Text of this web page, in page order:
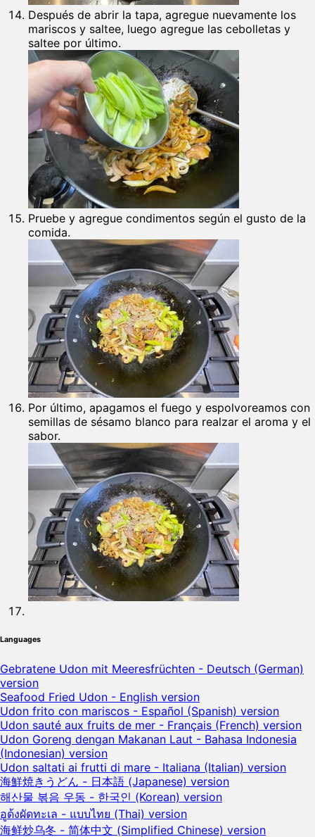
Después de abrir la tapa, agregue nuevamente los
mariscos y saltee, luego agregue las cebolletas y
saltee por último.
Pruebe y agregue condimentos según el gusto de la
comida.
Por último, apagamos el fuego y espolvoreamos con
semillas de sésamo blanco para realzar el aroma y el
sabor.
Languages
Gebratene Udon mit Meeresfrüchten - Deutsch (German)
version
Seafood Fried Udon - English version
Udon frito con mariscos - Español (Spanish) version
Udon sauté aux fruits de mer - Français (French) version
Udon Goreng dengan Makanan Laut - Bahasa Indonesia
(Indonesian) version
Udon saltati ai frutti di mare - Italiana (Italian) version
海鮮焼きうどん - 日本語 (Japanese) version
해산물 볶음 우동 - 한국인 (Korean) version
อูด้งผัดทะเล - แบบไทย (Thai) version
海鲜炒乌冬 - 简体中文 (Simplified Chinese) version